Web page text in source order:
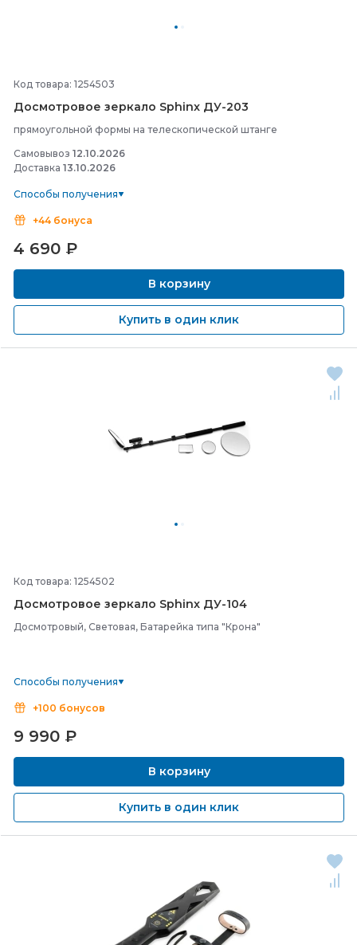
Код товара: 1254503
Досмотровое зеркало Sphinx ДУ-203
прямоугольной формы на телескопической штанге
Самовывоз 12.10.2026
Доставка 13.10.2026
Способы получения
+44 бонуса
4 690 ₽
В корзину
Купить в один клик
Код товара: 1254502
Досмотровое зеркало Sphinx ДУ-104
Досмотровый, Световая, Батарейка типа "Крона"
Способы получения
+100 бонусов
9 990 ₽
В корзину
Купить в один клик